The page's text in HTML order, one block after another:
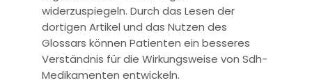
widerzuspiegeln. Durch das Lesen der
dortigen Artikel und das Nutzen des
Glossars können Patienten ein besseres
Verständnis für die Wirkungsweise von Sdh-
Medikamenten entwickeln.